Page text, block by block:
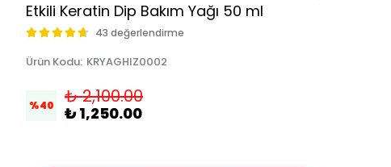
Etkili Keratin Dip Bakım Yağı 50 ml
43 değerlendirme
Ürün Kodu: KRYAGHIZ0002
%40 ₺ 2,100.00
₺ 1,250.00